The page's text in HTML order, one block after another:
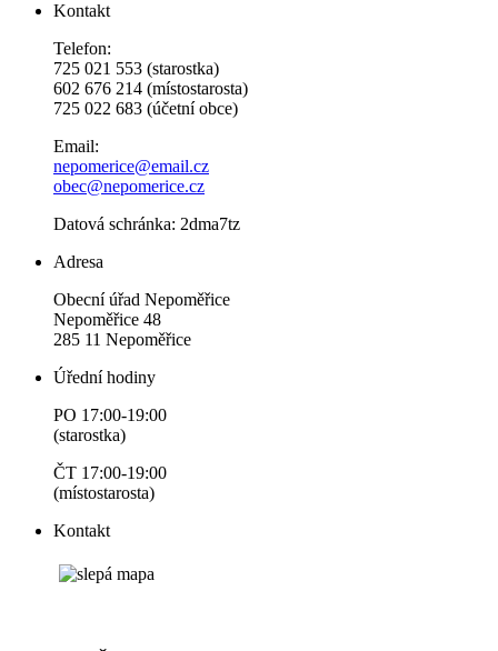
Kontakt
Telefon:
725 021 553 (starostka)
602 676 214 (místostarosta)
725 022 683 (účetní obce)
Email:
nepomerice@email.cz
obec@nepomerice.cz
Datová schránka: 2dma7tz
Adresa
Obecní úřad Nepoměřice
Nepoměřice 48
285 11 Nepoměřice
Úřední hodiny
PO 17:00-19:00
(starostka)
ČT 17:00-19:00
(místostarosta)
Kontakt